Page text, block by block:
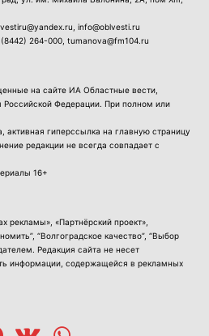
info@oblvesti.ru
264-000 , tumanova@fm104.ru
на сайте ИА Областные вести,
Федерации. При полном или
активная гиперссылка на главную страницу
редакции не всегда совпадает с
16+
рекламы», «Партнёрский проект»,
“Волгоградское качество”, “Выбор
Редакция сайта не несет
информации, содержащейся в рекламных